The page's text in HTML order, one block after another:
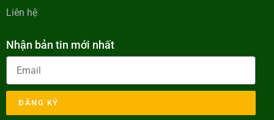
Liên hệ
Nhận bản tin mới nhất
ĐĂNG KÝ